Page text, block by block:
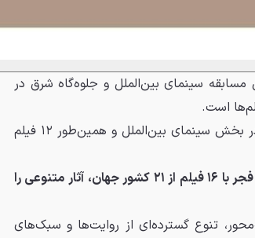
سینمای بین‌الملل و جلوه‌گاه شرق در
است.
از همین رو در چهل‌وسوم ۱۶ فیلم ایرانی و خارجی در بخش سینمای بین‌الملل و همین‌طور ۱۲ فیلم
بخش بین‌الملل چهل‌وسومین جشنواره جهانی فیلم فجر با ۱۶ فیلم از ۲۱ کشور جهان، آثار متنوعی را
تنوع گسترده‌ای از روایت‌ها و سبک‌های